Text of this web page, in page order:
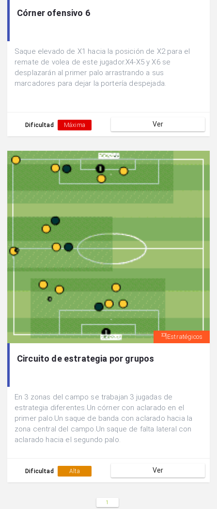
Córner ofensivo 6
Saque elevado de X1 hacia la posición de X2 para el
remate de volea de este jugador.X4-X5 y X6 se
desplazarán al primer palo arrastrando a sus
marcadores para dejar la portería despejada.
Dificultad Máxima Ver
Estratégicos
Circuito de estrategia por grupos
En 3 zonas del campo se trabajan 3 jugadas de
estrategia diferentes.Un córner con aclarado en el
primer palo.Un saque de banda con aclarado hacia la
zona central del campo.Un saque de falta lateral con
aclarado hacia el segundo palo.
Dificultad Alta Ver
1